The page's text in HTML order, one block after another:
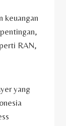
keuangan
RAN,
yang